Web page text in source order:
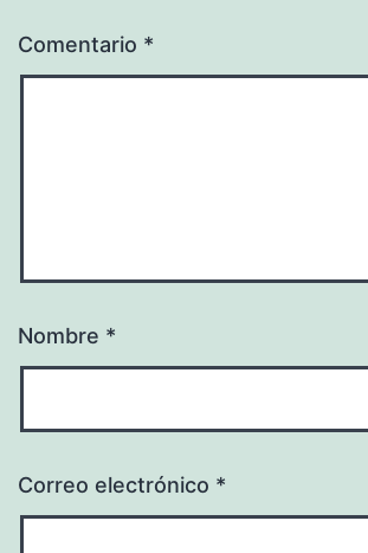
Comentario *
Nombre *
Correo electrónico *